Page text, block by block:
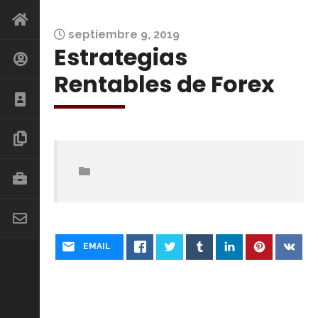
septiembre 9, 2019
Estrategias
Rentables de Forex
EMAIL